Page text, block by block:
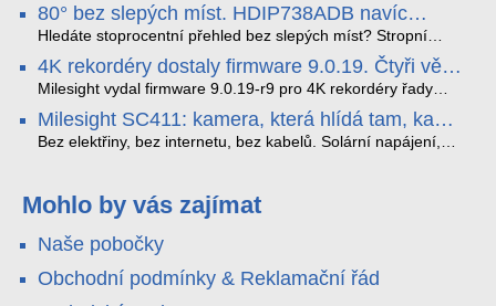
dopravních přestupků. Tento systém, poháněný
sofistikovanými algoritmy umělé inteligence (AI), je navržen
tak, aby poskytoval komplexní nástroje pro vymáhání
dopravních předpisů, zvyšoval bezpečnost na silnicích a
optimalizoval plynulost dopravy v moderních městech.
80° bez slepých míst. HDIP738ADB navíc
streamuje na YouTube – bez PC.
Hledáte stoprocentní přehled bez slepých míst? Stropní
panoramatická kamera HDIP738ADB skládá obraz ze dvou
4MP senzorů SONY do jednoho čistého 180° záběru bez
zkreslení. K tomu přidává AI detekci osob a vozidel,
YouTube – bez běžícího počítače.
4K rekordéry dostaly firmware 9.0.19. Čtyři věci,
které musíte vědět.
Milesight vydal firmware 9.0.19-r9 pro 4K rekordéry řady
které vám zjednoduší práci – a jedna z nich vám ušetří
spoustu zbytečných výjezdů k zákazníkům.
Milesight SC411: kamera, která hlídá tam, kam
kabel nedosáhne
Bez elektřiny, bez internetu, bez kabelů. Solární napájení,
váš telefon. Podívejte se na video.
Mohlo by vás zajímat
Naše pobočky
Obchodní podmínky & Reklamační řád